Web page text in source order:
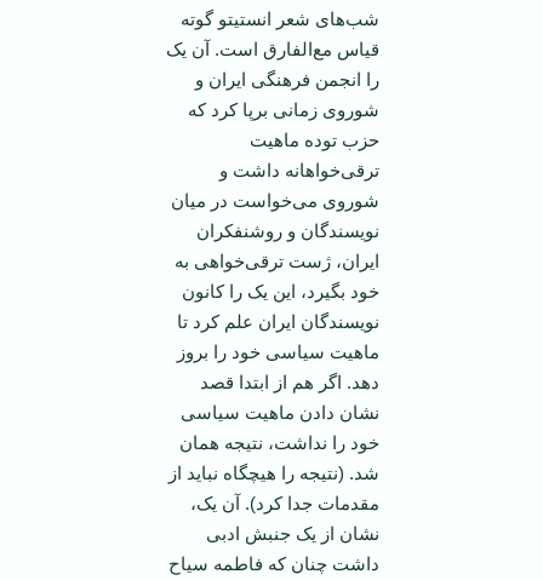
شب‌های شعر انستیتو گوته
قیاس مع‌الفارق است. آن یک
را انجمن فرهنگی ایران و
شوروی زمانی برپا کرد که
حزب توده ماهیت
ترقی‌خواهانه داشت و
شوروی می‌خواست در میان
نویسندگان و روشنفکران
ایران، ژست ترقی‌خواهی به
خود بگیرد، این یک را کانون
نویسندگان ایران علم کرد تا
ماهیت سیاسی خود را بروز
دهد. اگر هم از ابتدا قصد
نشان دادن ماهیت سیاسی
خود را نداشت، نتیجه‌‌ همان
شد. (نتیجه را هیچگاه نباید از
مقدمات جدا کرد). آن یک،
نشان از یک جنبش ادبی
داشت چنان که فاطمه سیاح